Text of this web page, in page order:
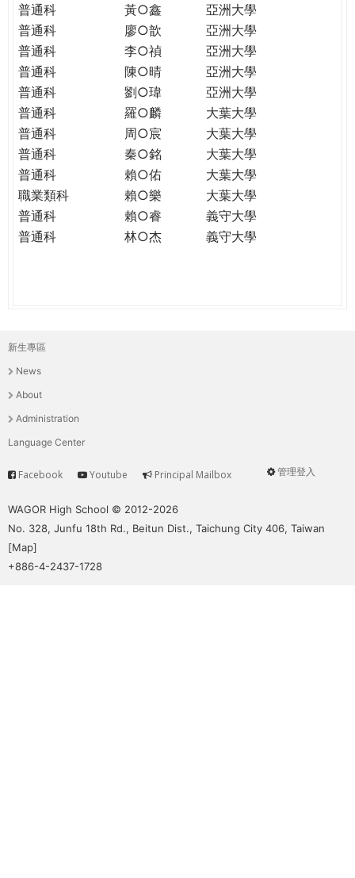
普通科
黃○鑫
亞洲大學
普通科
廖○歆
亞洲大學
普通科
李○禎
亞洲大學
普通科
陳○晴
亞洲大學
普通科
劉○瑋
亞洲大學
普通科
羅○麟
大葉大學
普通科
周○宸
大葉大學
普通科
秦○銘
大葉大學
普通科
賴○佑
大葉大學
職業類科
賴○樂
大葉大學
普通科
賴○睿
義守大學
普通科
林○杰 義守大學
主
選
單
新生專區
News
About
Administration
Language Center
User
管理登入
Service
Facebook Youtube Principal Mailbox
WAGOR High School © 2012-2026
No. 328, Junfu 18th Rd., Beitun Dist., Taichung City 406, Taiwan
[Map]
+886-4-2437-1728